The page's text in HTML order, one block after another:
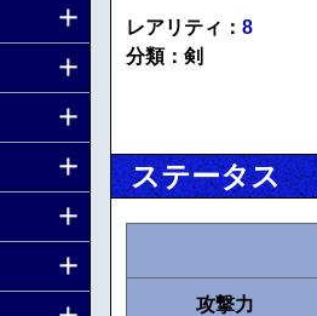
レアリティ： 8
分類：剣
ステータス
攻撃力